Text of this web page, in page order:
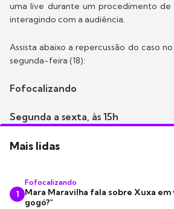
uma live durante um procedimento de
interagindo com a audiência.
Assista abaixo a repercussão do caso no
segunda-feira (18):
Fofocalizando
Segunda a sexta, às 15h
Mais lidas
1
Fofocalizando
Mara Maravilha fala sobre Xuxa
gogó?"